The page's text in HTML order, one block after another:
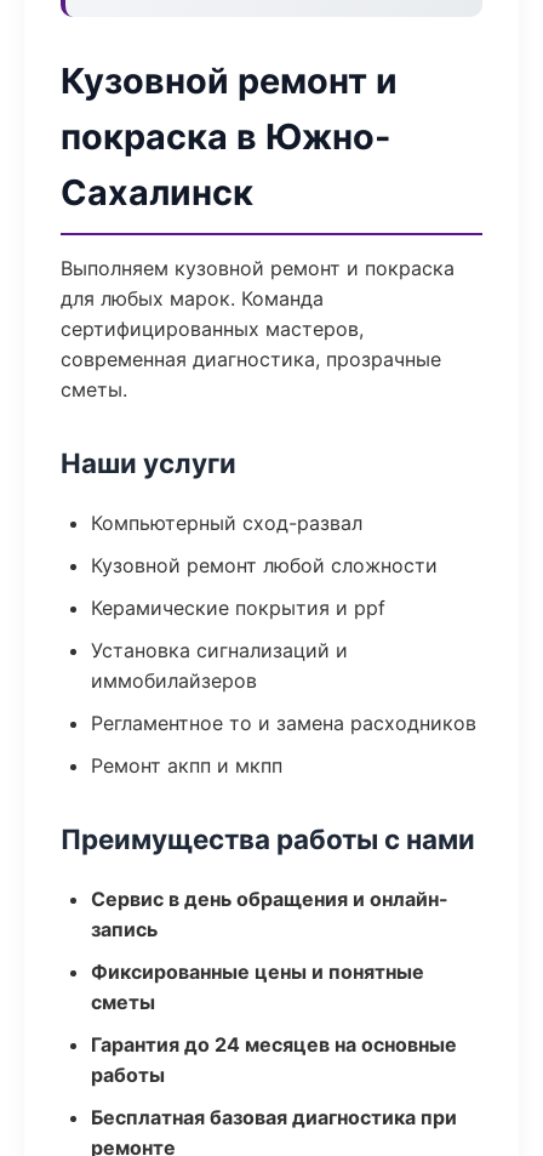
Кузовной ремонт и
покраска в Южно-
Сахалинск
Выполняем кузовной ремонт и покраска
для любых марок. Команда
сертифицированных мастеров,
современная диагностика, прозрачные
сметы.
Наши услуги
Компьютерный сход-развал
Кузовной ремонт любой сложности
Керамические покрытия и ppf
Установка сигнализаций и
иммобилайзеров
Регламентное то и замена расходников
Ремонт акпп и мкпп
Преимущества работы с нами
Сервис в день обращения и онлайн-
запись
Фиксированные цены и понятные
сметы
Гарантия до 24 месяцев на основные
работы
Бесплатная базовая диагностика при
ремонте